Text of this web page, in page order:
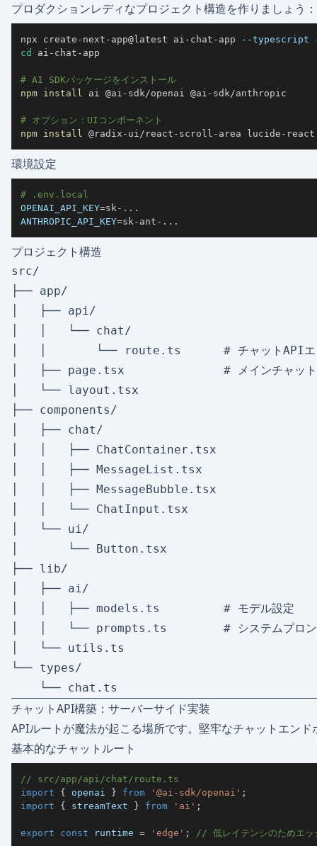
プロダクションレディなプロジェクト構造を作りましょう：
npx create-next-app@latest ai-chat-app --typescript
cd
# AI SDKパッケージをインストール
npm install
# オプション：UIコンポーネント
npm install @radix-ui/react-scroll-area lucide-react
環境設定
# .env.local
OPENAI_API_KEY=sk- ..
ANTHROPIC_API_KEY=sk-ant- .. .
プロジェクト構造
src/
├── app/
│   ├── api/
│   │   └── chat/
│   │       └── route.ts      # チャットAPIエン
│   ├── page.tsx              # メインチャッ
│   └── layout.tsx
├── components/
│   ├── chat/
│   │   ├── ChatContainer.tsx
│   │   ├── MessageList.tsx
│   │   ├── MessageBubble.tsx
│   │   └── ChatInput.tsx
│   └── ui/
│       └── Button.tsx
├── lib/
│   ├── ai/
│   │   ├── models.ts         # モデル設定
│   │   └── prompts.ts        # システムプロン
│   └── utils.ts
└── types/
チャットAPI構築：サーバーサイド実装
APIルートが魔法が起こる場所です。堅牢なチャットエン
基本的なチャットルート
// src/app/api/chat/route.ts
import
{ openai } from '@ai-sdk/openai' ;
import
{ streamText } from 'ai' ;
export const runtime = 'edge' ; // 低レイテンシのためエッ